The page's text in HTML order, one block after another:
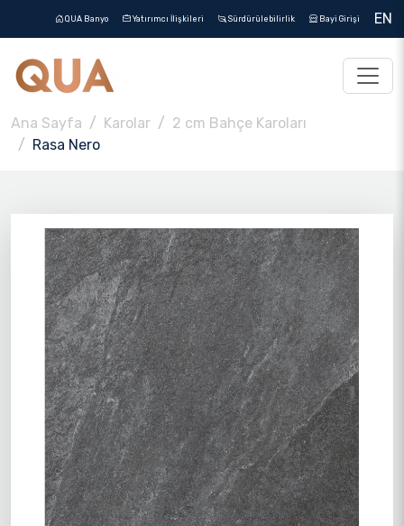
QUA Banyo Yatırımcı İlişkileri Sürdürülebilirlik Bayi Girişi EN
Ana Sayfa Karolar
2 cm Bahçe Karoları
Rasa Nero